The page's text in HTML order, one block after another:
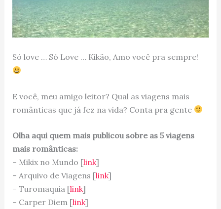
Só love … Só Love … Kikão, Amo você pra sempre!
E você, meu amigo leitor? Qual as viagens mais
românticas que já fez na vida? Conta pra gente
Olha aqui quem mais publicou sobre as 5 viagens
mais românticas:
– Mikix no Mundo [link]
– Arquivo de Viagens [link]
– Turomaquia [link]
– Carper Diem [link]